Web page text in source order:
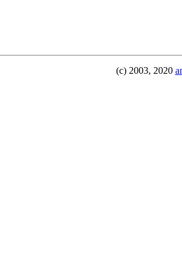
(c) 2003, 2020